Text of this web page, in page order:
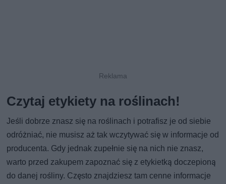
Czytaj etykiety na roślinach!
Jeśli dobrze znasz się na roślinach i potrafisz je od siebie
odróżniać, nie musisz aż tak wczytywać się w informacje od
producenta. Gdy jednak zupełnie się na nich nie znasz,
warto przed zakupem zapoznać się z etykietką doczepioną
do danej rośliny. Często znajdziesz tam cenne informacje